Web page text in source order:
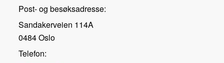
Post- og besøksadresse:
Sandakerveien 114A
0484 Oslo
Telefon: